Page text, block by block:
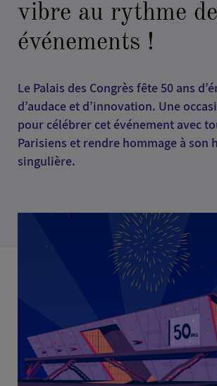
vibre au rythme
événements !
Le Palais des Congrès fête 50 ans
d’audace et d’innovation. Une
pour célébrer cet événement avec
Parisiens et rendre hommage à son
singulière.